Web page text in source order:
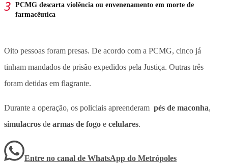
PCMG descarta violência ou envenenamento em morte de
farmacêutica
Oito pessoas foram presas. De acordo com a PCMG, cinco já
tinham mandados de prisão expedidos pela Justiça. Outras três
foram detidas em flagrante.
Durante a operação, os policiais apreenderam pés de maconha,
simulacros de armas de fogo e celulares.
Entre no canal de WhatsApp do Metrópoles